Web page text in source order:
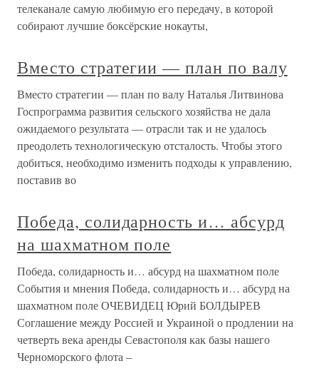
телеканале самую любимую его передачу, в которой
собирают лучшие боксёрские нокауты,
Вместо стратегии — план по валу
Вместо стратегии — план по валу Наталья Литвинова
Госпрограмма развития сельского хозяйства не дала
ожидаемого результата — отрасли так и не удалось
преодолеть технологическую отсталость. Чтобы этого
добиться, необходимо изменить подходы к управлению,
поставив во
Победа, солидарность и… абсурд
на шахматном поле
Победа, солидарность и… абсурд на шахматном поле
События и мнения Победа, солидарность и… абсурд на
шахматном поле ОЧЕВИДЕЦ Юрий БОЛДЫРЕВ
Соглашение между Россией и Украиной о продлении на
четверть века аренды Севастополя как базы нашего
Черноморского флота –